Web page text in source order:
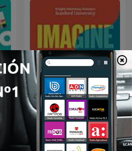
Imagine A World